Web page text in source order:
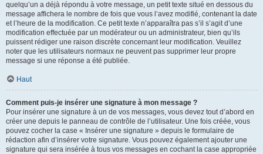
quelqu’un a déjà répondu à votre message, un petit texte situé en dessous du
message affichera le nombre de fois que vous l’avez modifié, contenant la date
et l’heure de la modification. Ce petit texte n’apparaîtra pas s’il s’agit d’une
modification effectuée par un modérateur ou un administrateur, bien qu’ils
puissent rédiger une raison discrète concernant leur modification. Veuillez
noter que les utilisateurs normaux ne peuvent pas supprimer leur propre
message si une réponse a été publiée.
Haut
Comment puis-je insérer une signature à mon message ?
Pour insérer une signature à un de vos messages, vous devez tout d’abord en
créer une depuis le panneau de contrôle de l’utilisateur. Une fois créée, vous
pouvez cocher la case « Insérer une signature » depuis le formulaire de
rédaction afin d’insérer votre signature. Vous pouvez également ajouter une
signature qui sera insérée à tous vos messages en cochant la case appropriée